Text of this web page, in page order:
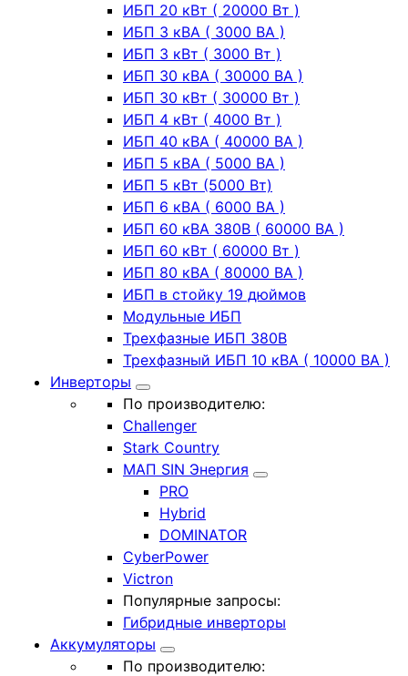
ИБП 20 кВт ( 20000 Вт )
ИБП 3 кВА ( 3000 ВА )
ИБП 3 кВт ( 3000 Вт )
ИБП 30 кВА ( 30000 ВА )
ИБП 30 кВт ( 30000 Вт )
ИБП 4 кВт ( 4000 Вт )
ИБП 40 кВА ( 40000 ВА )
ИБП 5 кВА ( 5000 ВА )
ИБП 5 кВт (5000 Вт)
ИБП 6 кВА ( 6000 ВА )
ИБП 60 кВА 380В ( 60000 ВА )
ИБП 60 кВт ( 60000 Вт )
ИБП 80 кВА ( 80000 ВА )
ИБП в стойку 19 дюймов
Модульные ИБП
Трехфазные ИБП 380В
Трехфазный ИБП 10 кВА ( 10000 ВА )
Инверторы
По производителю:
Challenger
Stark Country
МАП SIN Энергия
PRO
Hybrid
DOMINATOR
CyberPower
Victron
Популярные запросы:
Гибридные инверторы
Аккумуляторы
По производителю: